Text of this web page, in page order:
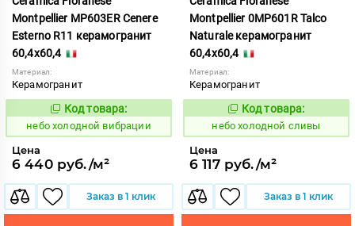
Montpellier MP603ER Cenere
Esterno R11 керамогранит
60,4x60,4
Материал:
Керамогранит
1123510
Код товара:
небо холодной вибрации
Цена
6 440 руб./м²
Заказ в 1 клик
Montpellier 0MP601R Talco
Naturale керамогранит
60,4x60,4
Материал:
Керамогранит
1123511
Код товара:
небо холодной сливы
Цена
6 117 руб./м²
Заказ в 1 клик